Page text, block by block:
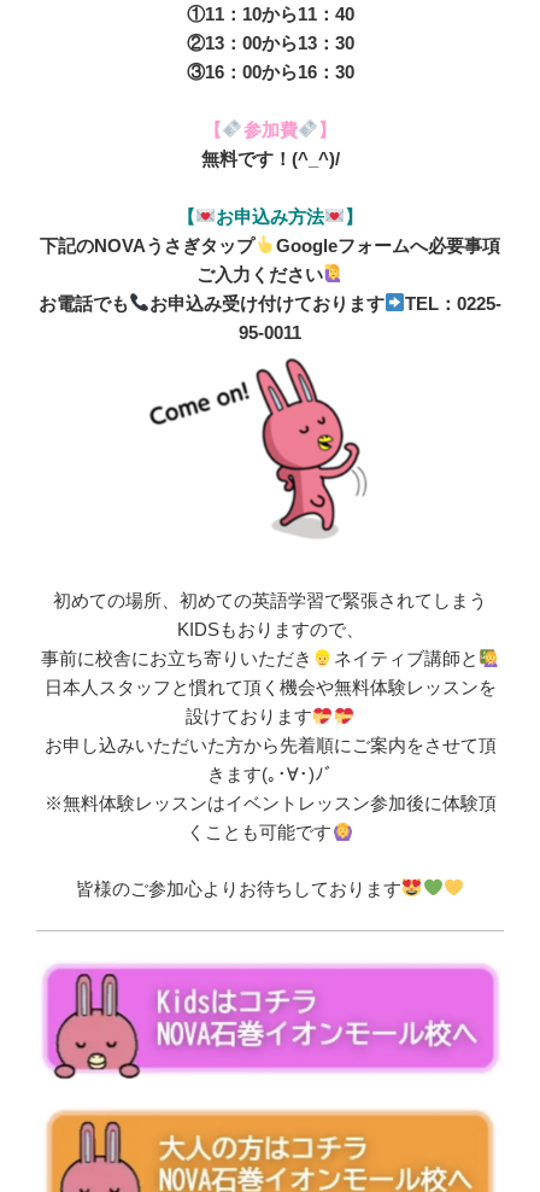
①11：10から11：40
②13：00から13：30
③16：00から16：30
【 参加費
】
無料です！(^_^)/
【 お申込み方法
】
下記のNOVAうさぎタップ
Googleフォームへ必要事項
ご入力ください
お電話でも
お申込み受け付けております
TEL：0225-
95-0011
初めての場所、初めての英語学習で緊張されてしまう
KIDSもおりますので、
事前に校舎にお立ち寄りいただき
ネイティブ講師と
日本人スタッフと慣れて頂く機会や無料体験レッスンを
設けております
お申し込みいただいた方から先着順にご案内をさせて頂
きます(｡･∀･)ﾉﾞ
※無料体験レッスンはイベントレッスン参加後に体験頂
くことも可能です
皆様のご参加心よりお待ちしております